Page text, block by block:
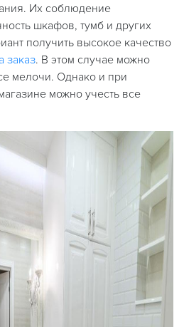
Их соблюдение
шкафов, тумб и других
получить высокое качество
заказ. В этом случае можно
мелочи. Однако и при
можно учесть все